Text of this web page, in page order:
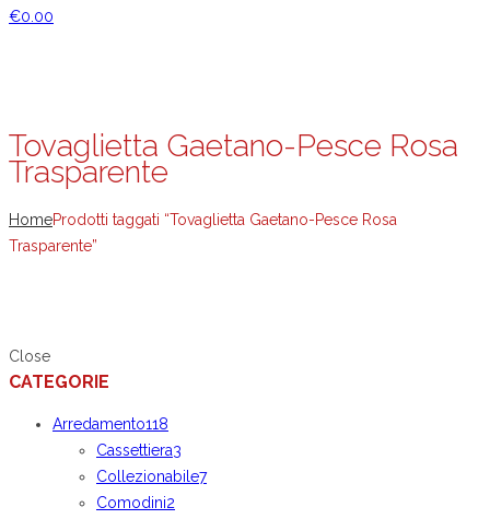
€0.00
Tovaglietta Gaetano-Pesce Rosa
Trasparente
HomeProdotti taggati “Tovaglietta Gaetano-Pesce Rosa
Trasparente”
Close
CATEGORIE
Arredamento118
Cassettiera3
Collezionabile7
Comodini2